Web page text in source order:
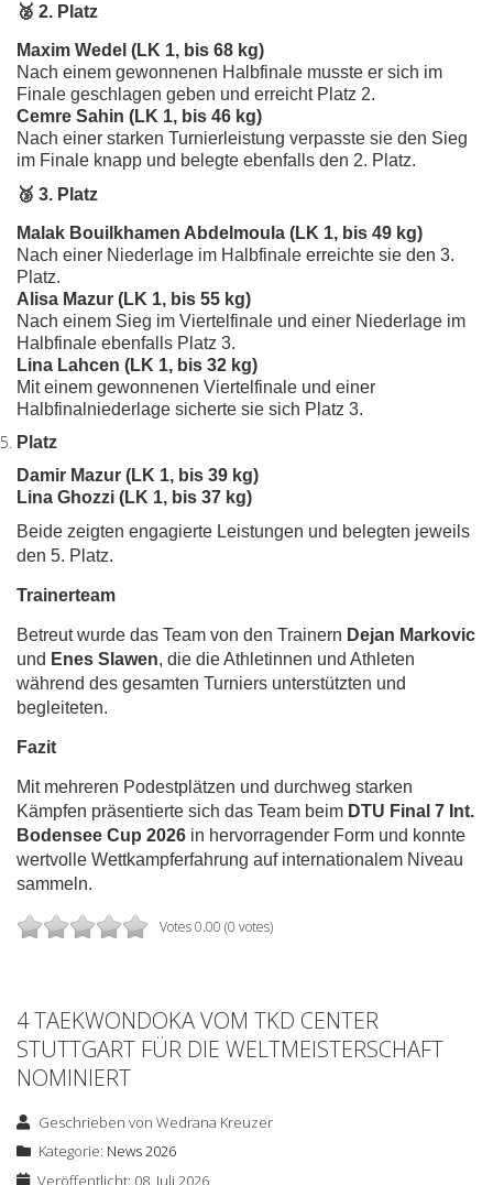
🥈 2. Platz
Maxim Wedel (LK 1, bis 68 kg)
Nach einem gewonnenen Halbfinale musste er sich im
Finale geschlagen geben und erreicht Platz 2.
Cemre Sahin (LK 1, bis 46 kg)
Nach einer starken Turnierleistung verpasste sie den Sieg
im Finale knapp und belegte ebenfalls den 2. Platz.
🥉 3. Platz
Malak Bouilkhamen Abdelmoula (LK 1, bis 49 kg)
Nach einer Niederlage im Halbfinale erreichte sie den 3.
Platz.
Alisa Mazur (LK 1, bis 55 kg)
Nach einem Sieg im Viertelfinale und einer Niederlage im
Halbfinale ebenfalls Platz 3.
Lina Lahcen (LK 1, bis 32 kg)
Mit einem gewonnenen Viertelfinale und einer
Halbfinalniederlage sicherte sie sich Platz 3.
Platz
Damir Mazur (LK 1, bis 39 kg)
Lina Ghozzi (LK 1, bis 37 kg)
Beide zeigten engagierte Leistungen und belegten jeweils
den 5. Platz.
Trainerteam
Betreut wurde das Team von den Trainern Dejan Markovic
und Enes Slawen, die die Athletinnen und Athleten
während des gesamten Turniers unterstützten und
begleiteten.
Fazit
Mit mehreren Podestplätzen und durchweg starken
Kämpfen präsentierte sich das Team beim DTU Final 7 Int.
Bodensee Cup 2026 in hervorragender Form und konnte
wertvolle Wettkampferfahrung auf internationalem Niveau
sammeln.
Votes 0.00 (0 votes)
4 TAEKWONDOKA VOM TKD CENTER
STUTTGART FÜR DIE WELTMEISTERSCHAFT
NOMINIERT
Geschrieben vonWedrana Kreuzer
Kategorie: News 2026
Veröffentlicht: 08. Juli 2026